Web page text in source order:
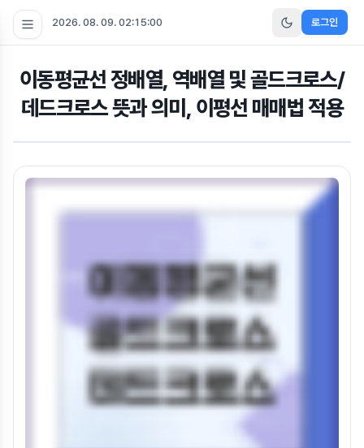
2026. 08. 09. 02:15:00 로그인
이동평균선 정배열, 역배열 및 골드크로스/
데드크로스 뜻과 의미, 이평선 매매법 적용